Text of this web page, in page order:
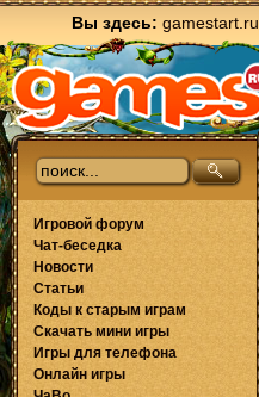
Вы здесь: gamestart.ru
Игровой форум
Чат-беседка
Новости
Статьи
Коды к старым играм
Скачать мини игры
Игры для телефона
Онлайн игры